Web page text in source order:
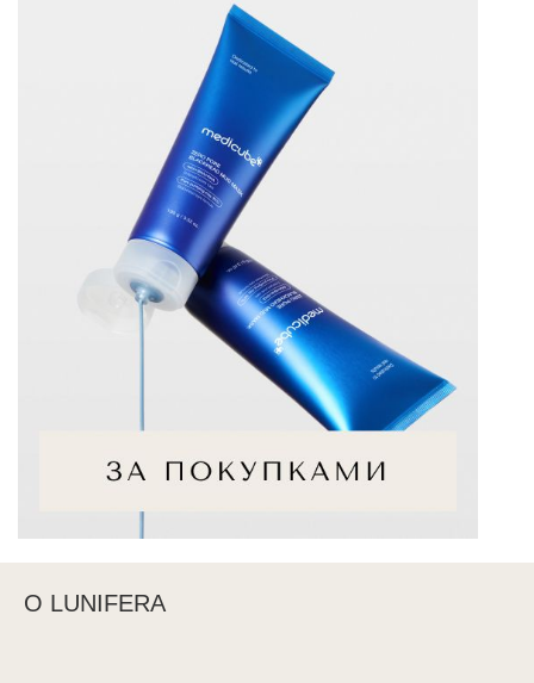
О LUNIFERA